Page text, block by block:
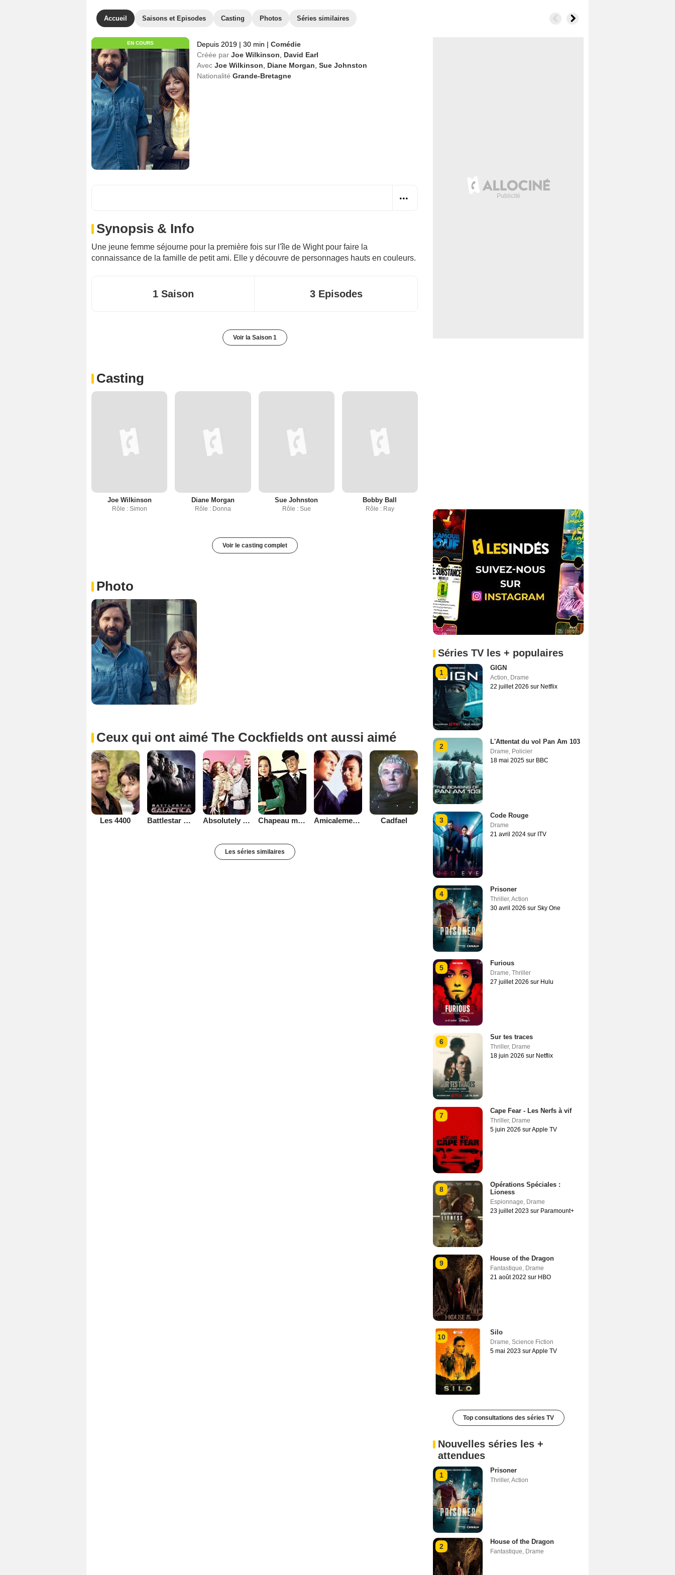
Accueil Saisons et Episodes Casting Photos Séries similaires
EN COURS Depuis 2019 | 30 min | Comédie
Créée par Joe Wilkinson
David Earl
Avec Joe Wilkinson Diane Morgan Sue Johnston
Nationalité Grande-Bretagne
Synopsis & Info
Une jeune femme séjourne pour la première fois sur l'île de Wight pour faire la
connaissance de la famille de petit ami. Elle y découvre de personnages hauts en couleurs.
1 Saison 3 Episodes
Voir la Saison 1
Casting
Joe Wilkinson
Rôle : Simon
Diane Morgan
Rôle : Donna
Sue Johnston
Rôle : Sue
Bobby Ball
Rôle : Ray
Voir le casting complet
Photo
Ceux qui ont aimé The Cockfields ont aussi aimé
Les 4400 Battlestar Galactica Absolutely Fabulous Chapeau melon et bottes de cuir - 1961 Amicalement vôtre Cadfael
Les séries similaires
Séries TV les + populaires
1
GIGN
Action, Drame
22 juillet 2026 sur Netflix
2
L'Attentat du vol Pan Am 103
Drame, Policier
18 mai 2025 sur BBC
3
Code Rouge
Drame
21 avril 2024 sur ITV
4
Prisoner
Thriller,Action
30 avril 2026 sur Sky One
5
Furious
Drame, Thriller
27 juillet 2026 sur Hulu
6
Sur tes traces
Thriller, Drame
18 juin 2026 sur Netflix
7
Cape Fear - Les Nerfs à vif
Thriller, Drame
5 juin 2026 sur Apple TV
8
Opérations Spéciales :
Lioness
Espionnage, Drame
23 juillet 2023 sur Paramount+
9
House of the Dragon
Fantastique, Drame
21 août 2022 sur HBO
10
Silo
Drame, Science Fiction
5 mai 2023 sur Apple TV
Top consultations des séries TV
Nouvelles séries les +
attendues
1
Prisoner
Thriller,Action
2
House of the Dragon
Fantastique, Drame